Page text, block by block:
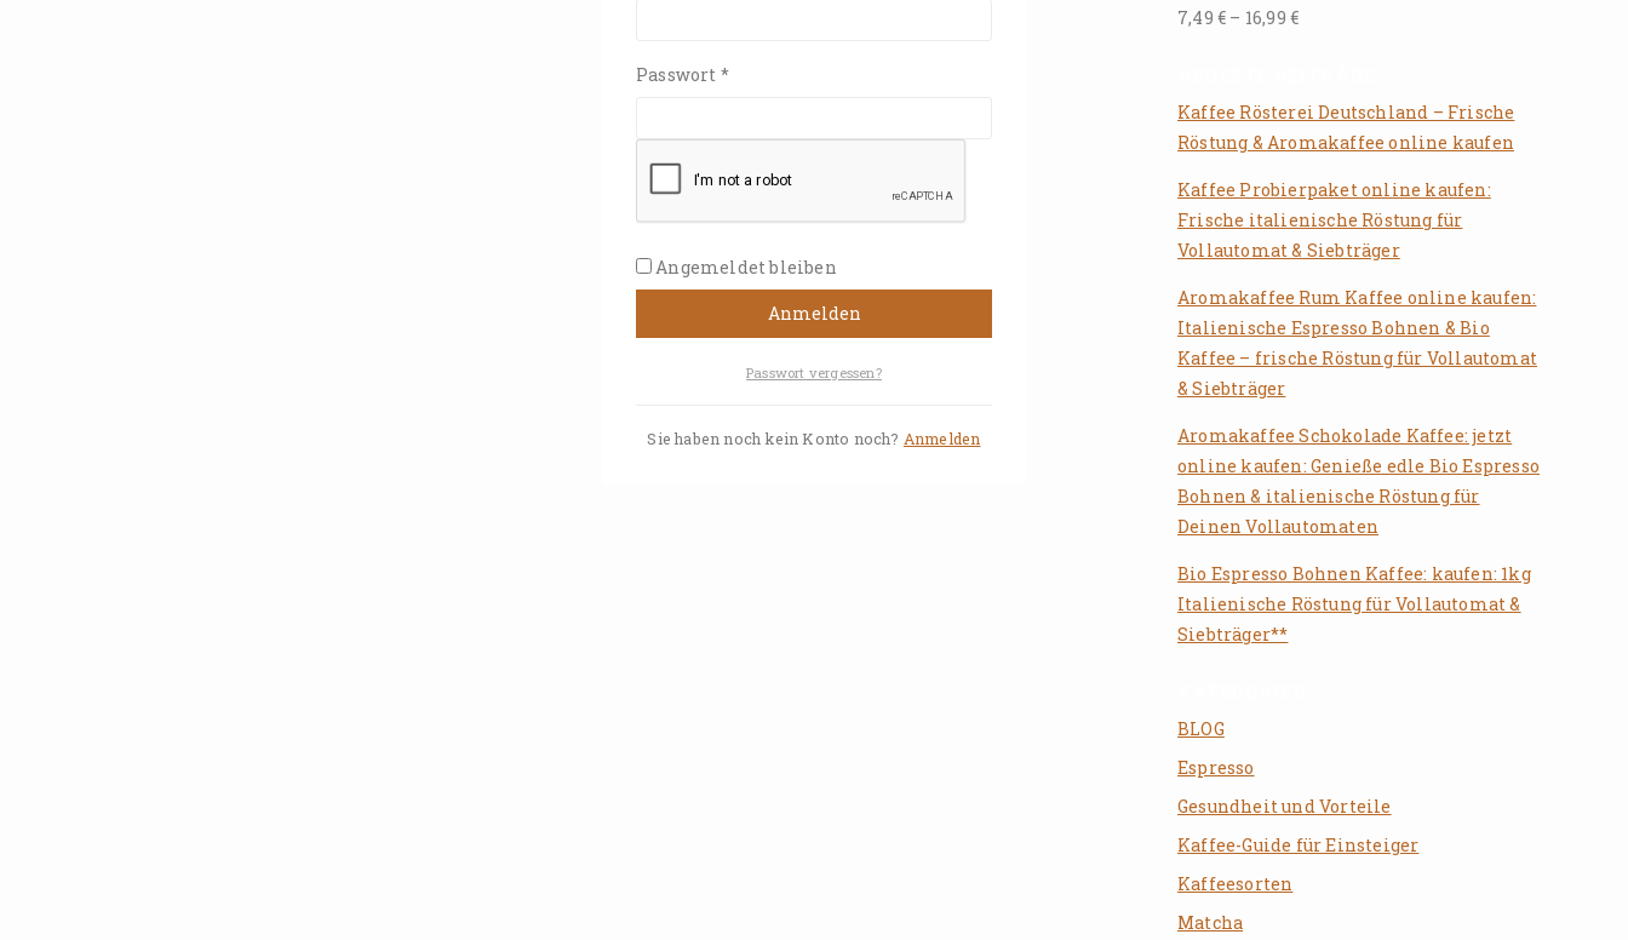
7,49 € – 16,99€
Kaffee Rösterei Deutschland – Frische
Röstung & Aromakaffee online kaufen
Kaffee Probierpaket online kaufen:
Frische italienische Röstung für
Vollautomat & Siebträger
Aromakaffee Rum Kaffee online kaufen:
Italienische Espresso Bohnen & Bio
Kaffee – frische Röstung für Vollautomat
& Siebträger
Aromakaffee Schokolade Kaffee: jetzt
online kaufen: Genieße edle Bio Espresso
Bohnen & italienische Röstung für
Deinen Vollautomaten
Bio Espresso Bohnen Kaffee: kaufen: 1kg
Italienische Röstung für Vollautomat &
Siebträger**
BLOG
Espresso
Gesundheit und Vorteile
Kaffee-Guide für Einsteiger
Kaffeesorten
Matcha
Passwort *
Angemeldet bleiben
Anmelden
Passwort vergessen?
Sie haben noch kein Konto noch? Anmelden